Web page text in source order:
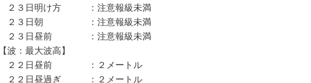
２３日明け方 ：注意報級未満
２３日朝 ：注意報級未満
２３日昼前 ：注意報級未満
【波：最大波高】
２２日昼前 ：２メートル
２２日昼過ぎ ：２メートル